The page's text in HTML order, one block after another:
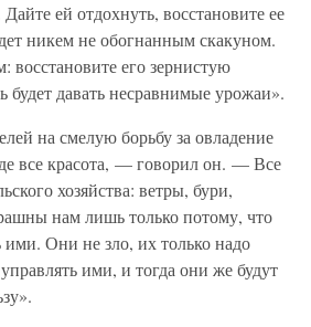
ей отдохнуть, восстановите ее
никем не обогнанным скакуном.
восстановите его зернистую
будет давать несравнимые урожаи».
на смелую борьбу за овладение
все красота, — говорил он. — Все
хозяйства: ветры, бури,
нам лишь только потому, что
Они не зло, их только надо
ими, и тогда они же будут